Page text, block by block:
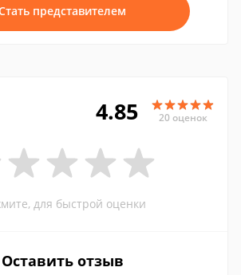
представителем
4.85 20 оценок
для быстрой оценки
Оставить отзыв